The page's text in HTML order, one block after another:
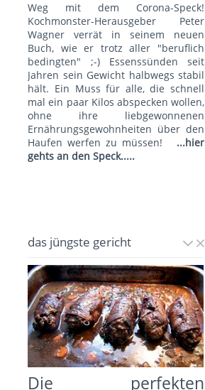
Weg mit dem Corona-Speck!
Kochmonster-Herausgeber Peter
Wagner verrät in seinem neuen
Buch, wie er trotz aller "beruflich
bedingten" ;-) Essenssünden seit
Jahren sein Gewicht halbwegs stabil
hält. Ein Muss für alle, die schnell
mal ein paar Kilos abspecken wollen,
ohne ihre liebgewonnenen
Ernährungsgewohnheiten über den
Haufen werfen zu müssen!
...hier
gehts an den Speck.....
das jüngste gericht
Die perfekten